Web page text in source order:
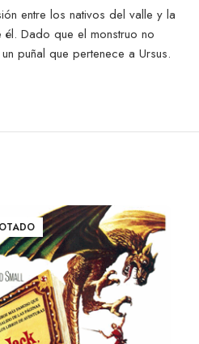
entre los nativos del valle y la
Dado que el monstruo no
puñal que pertenece a Ursus.